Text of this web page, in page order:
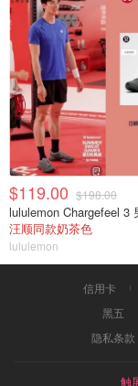
$119.00 $198.00
lululemon Chargefeel 3
汪顺同款奶茶色
lululemon
信用卡
黑五
隐私条款
触